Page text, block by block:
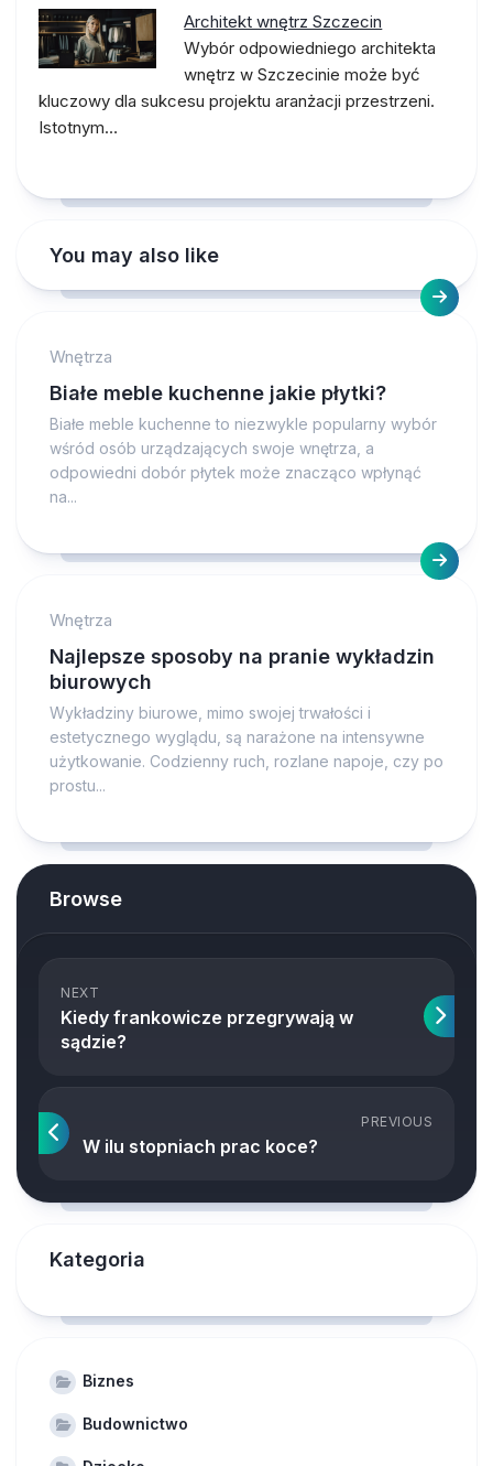
Architekt wnętrz Szczecin
Wybór odpowiedniego architekta
wnętrz w Szczecinie może być
kluczowy dla sukcesu projektu aranżacji przestrzeni.
Istotnym…
You may also like
Wnętrza
Białe meble kuchenne jakie płytki?
Białe meble kuchenne to niezwykle popularny wybór
wśród osób urządzających swoje wnętrza, a
odpowiedni dobór płytek może znacząco wpłynąć
na...
Wnętrza
Najlepsze sposoby na pranie wykładzin
biurowych
Wykładziny biurowe, mimo swojej trwałości i
estetycznego wyglądu, są narażone na intensywne
użytkowanie. Codzienny ruch, rozlane napoje, czy po
prostu...
Browse
NEXT
Kiedy frankowicze przegrywają w
sądzie?
PREVIOUS
W ilu stopniach prac koce?
Kategoria
Biznes
Budownictwo